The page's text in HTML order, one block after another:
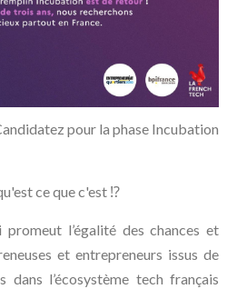
pour la phase Incubation
ce que c'est ⁉️
l’égalité des chances et
et entrepreneurs issus de
dans l’écosystème tech français